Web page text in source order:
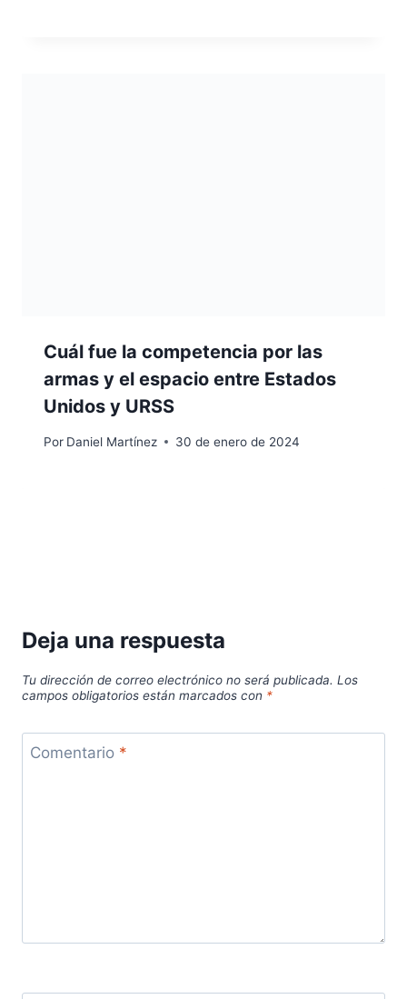
Cuál fue la competencia por las
armas y el espacio entre Estados
Unidos y URSS
Por Daniel Martínez 30 de enero de 2024
Deja una respuesta
Tu dirección de correo electrónico no será publicada. Los
campos obligatorios están marcados con *
Comentario *